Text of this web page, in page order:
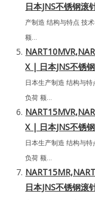
日本JNS不锈钢滚
产制造 结构与特点 技
额...
X | 日本JNS不锈
日本生产制造 结构与
负荷 额...
X | 日本JNS不锈
日本生产制造 结构与
负荷 额...
日本JNS不锈钢滚